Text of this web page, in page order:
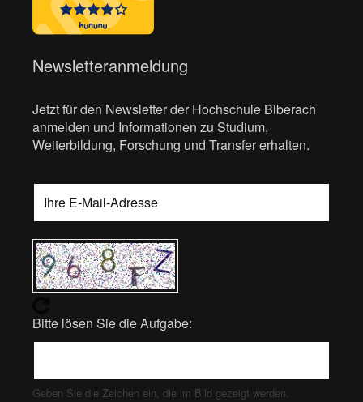
Newsletteranmeldung
Jetzt für den Newsletter der Hochschule Biberach
anmelden und Informationen zu Studium,
Weiterbildung, Forschung und Transfer erhalten.
Bitte lösen Sie die Aufgabe:
Geben Sie die Zeichen ein, die im Bild gezeigt werden.